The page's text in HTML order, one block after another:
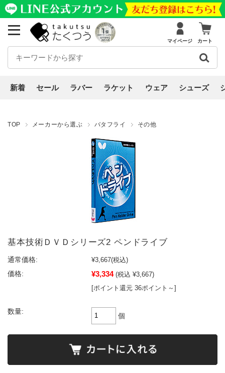
マイページ カート
新着 セール ラバー ラケット ウェア シューズ
TOP メーカーから選ぶ バタフライ その他
基本技術ＤＶＤシリーズ2 ペンドライブ
通常価格: ¥3,667(税込)
価格:
¥3,334 (税込 ¥3,667)
[ポイント還元 36ポイント～]
数量:
個